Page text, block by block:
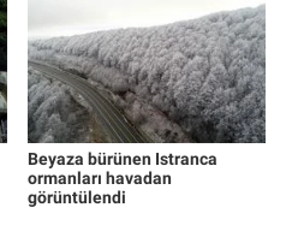
Beyaza bürünen Istranca
ormanları havadan
görüntülendi